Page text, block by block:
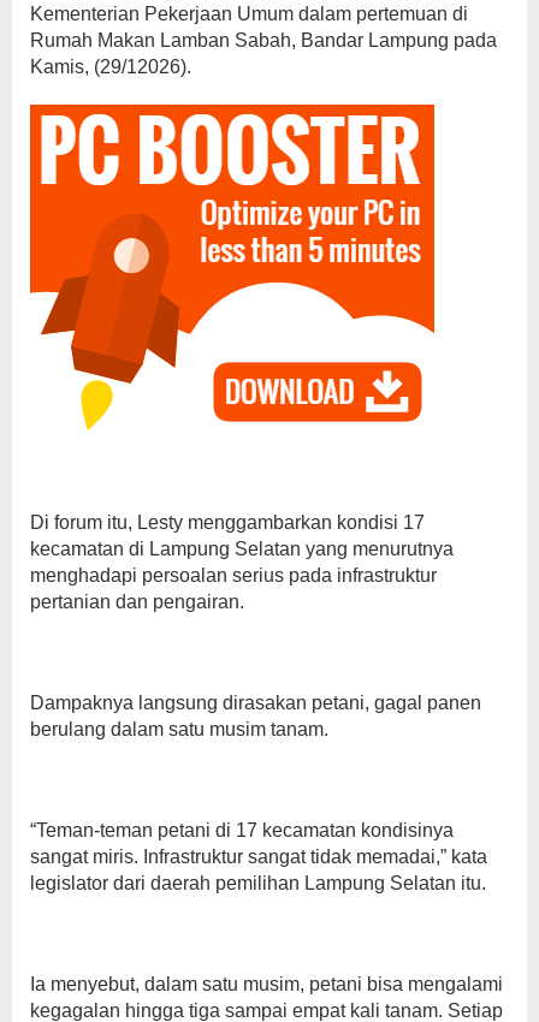
Kementerian Pekerjaan Umum dalam pertemuan di
Rumah Makan Lamban Sabah, Bandar Lampung pada
Kamis, (29/12026).
Di forum itu, Lesty menggambarkan kondisi 17
kecamatan di Lampung Selatan yang menurutnya
menghadapi persoalan serius pada infrastruktur
pertanian dan pengairan.
Dampaknya langsung dirasakan petani, gagal panen
berulang dalam satu musim tanam.
“Teman-teman petani di 17 kecamatan kondisinya
sangat miris. Infrastruktur sangat tidak memadai,” kata
legislator dari daerah pemilihan Lampung Selatan itu.
Ia menyebut, dalam satu musim, petani bisa mengalami
kegagalan hingga tiga sampai empat kali tanam. Setiap